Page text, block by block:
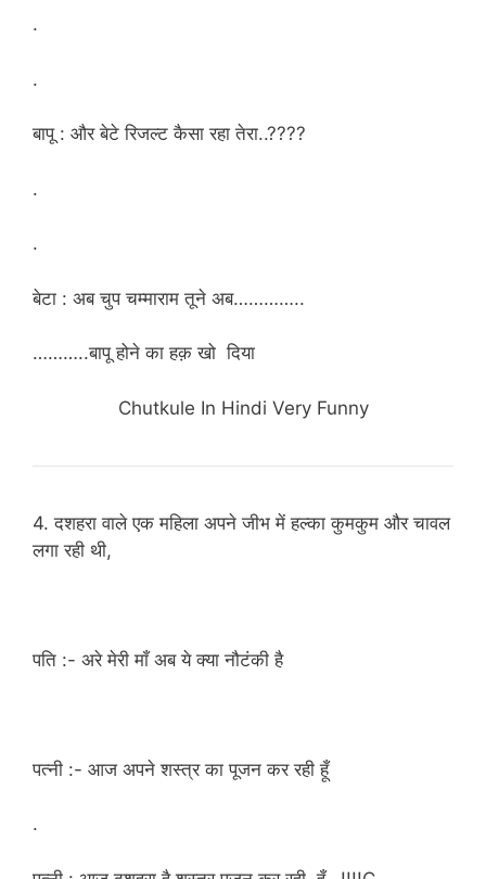
.
.
बापू : और बेटे रिजल्ट कैसा रहा तेरा..????
.
.
बेटा : अब चुप चम्माराम तूने अब…………..
………..बापू होने का हक़ खो दिया
Chutkule In Hindi Very Funny
4. दशहरा वाले एक महिला अपने जीभ में हल्का कुमकुम और चावल
लगा रही थी,
पति :- अरे मेरी माँ अब ये क्या नौटंकी है
पत्नी :- आज अपने शस्त्र का पूजन कर रही हूँ
.